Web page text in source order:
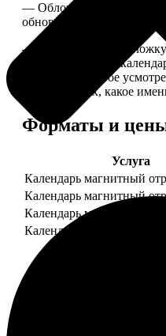
— Обложка для календаря
обновляем каждый год.
— В кружочек на
одной из страниц
выбирают на свое
комментариях, какое
Форматы и
Услуга
Календарь магнитный
Календарь магнитный
Календарь магнитный
Календарь магнитный